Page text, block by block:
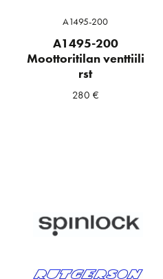
A1495-200
A1495-200
Moottoritilan venttiili
rst
280 €